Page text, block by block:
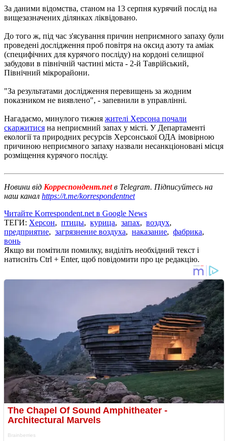
За даними відомства, станом на 13 серпня курячий послід на
вищезазначених ділянках ліквідовано.
До того ж, під час з'ясування причин неприємного запаху були
проведені дослідження проб повітря на оксид азоту та аміак
(специфічних для курячого посліду) на кордоні селищної
забудови в північній частині міста - 2-й Таврійський,
Північний мікрорайони.
"За результатами дослідження перевищень за жодним
показником не виявлено", - запевнили в управлінні.
Нагадаємо, минулого тижня жителі Херсона почали
скаржитися на неприємний запах у місті. У Департаменті
екології та природних ресурсів Херсонської ОДА імовірною
причиною неприємного запаху назвали несанкціоновані місця
розміщення курячого посліду.
Новини від Корреспондент.netв Telegram. Підписуйтесь на
наш канал https://t.me/korrespondentnet
Читайте Korrespondent.net в Google News
ТЕГИ: Херсон, птицы, курица, запах, воздух,
предприятие, загрязнение воздуха, наказание, фабрика,
вонь
Якщо ви помітили помилку, виділіть необхідний текст і
натисніть Ctrl + Enter, щоб повідомити про це редакцію.